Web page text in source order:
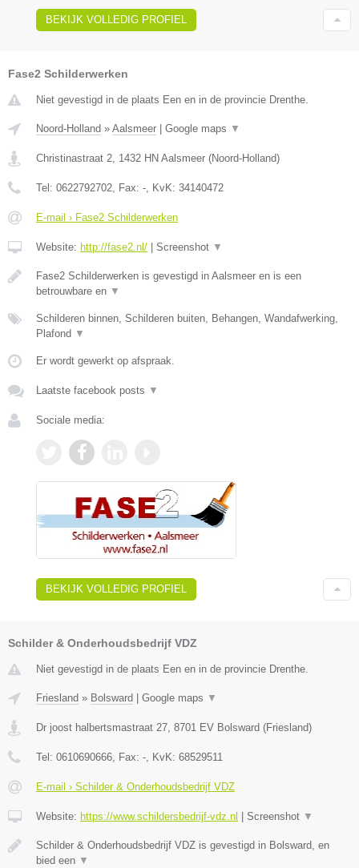
BEKIJK VOLLEDIG PROFIEL
Fase2 Schilderwerken
Niet gevestigd in de plaats Een en in de provincie Drenthe.
Noord-Holland » Aalsmeer Google maps ▼
Christinastraat 2, 1432 HN Aalsmeer (Noord-Holland)
Tel: 0622792702, Fax: -, KvK: 34140472
E-mail › Fase2 Schilderwerken
Website: http://fase2.nl/ Screenshot ▼
Fase2 Schilderwerken is gevestigd in Aalsmeer en is een
betrouwbare en ▼
Schilderen binnen, Schilderen buiten, Behangen, Wandafwerking,
Plafond ▼
Er wordt gewerkt op afspraak.
Laatste facebook posts ▼
Sociale media:
BEKIJK VOLLEDIG PROFIEL
Schilder & Onderhoudsbedrijf VDZ
Niet gevestigd in de plaats Een en in de provincie Drenthe.
Friesland » Bolsward | Google maps ▼
Dr joost halbertsmastraat 27 8701 EV Bolsward (Friesland)
Tel: 0610690666 , Fax: - , KvK: 68529511
E-mail › Schilder & Onderhoudsbedrijf VDZ
Website: https://www.schildersbedrijf-vdz.nl | Screenshot ▼
Schilder & Onderhoudsbedrijf VDZ is gevestigd in Bolsward, en
bied een ▼